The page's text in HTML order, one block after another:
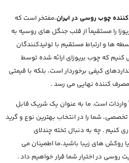
چوب روسی در ایران،مفتخر است که
را مستقیماً از قلب جنگل های روسیه به
ها و ارتباط مستقیم با تولیدکنندگان
کنیم که چوب بریوزای ارائه شده توسط
کیفی برخوردار است، بلکه با قیمتی
کننده نهایی می رسد .
واردات است. ما به عنوان یک شریک قابل
تخصصی، شما را در انتخاب بهترین نوع و گرید
کنیم . چه به دنبال تخته چندلای
روکش های زیبا باشید،ما اطمینان می
در اختیار شما قرار خواهیم داد .